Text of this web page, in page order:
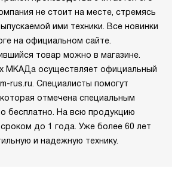
не стоит на месте, стремясь
ими техники. Все новинки
на официальном сайте.
товар можно в магазине.
МКАДа осуществляет официальный
rus.ru. Специалисты помогут
которая отмечена специальным
бесплатно. На всю продукцию
до 1 года. Уже более 60 лет
и надежную технику.